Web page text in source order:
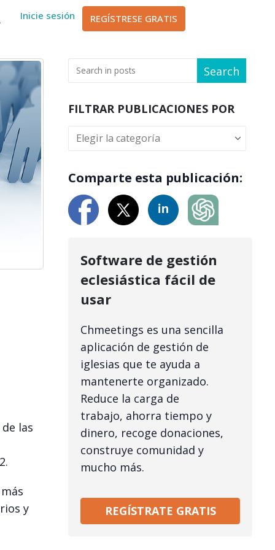
Inicie sesión REGÍSTRESE GRATIS
las
y
Search
FILTRAR PUBLICACIONES POR
Comparte esta publicación:
Software de gestión
eclesiástica fácil de
usar
Chmeetings es una sencilla
aplicación de gestión de
iglesias que te ayuda a
mantenerte organizado.
Reduce la carga de
trabajo, ahorra tiempo y
dinero, recoge donaciones,
construye comunidad y
mucho más.
REGÍSTRATE GRATIS